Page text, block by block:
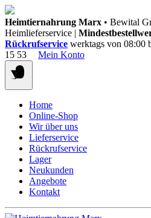
Springen
Sie
zum
Inhalt
Heimtiernahrung Marx • Bewital
Heimlieferservice |
Rückrufservice werktags von 08:00
15 53
Mein Konto
Home
Online-Shop
Wir über uns
Lieferservice
Rückrufservice
Lager
Neukunden
Angebote
Kontakt